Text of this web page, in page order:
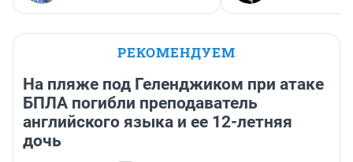
РЕКОМЕНДУЕМ
На пляже под Геленджиком при атаке
БПЛА погибли преподаватель
английского языка и ее 12-летняя
дочь